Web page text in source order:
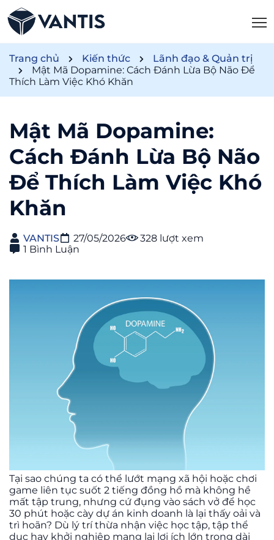
Trang chủ Kiến thức
Lãnh đạo & Quản trị
Mật Mã Dopamine: Cách Đánh Lừa Bộ Não Để
Thích Làm Việc Khó Khăn
Mật Mã Dopamine:
Cách Đánh Lừa Bộ Não
Để Thích Làm Việc Khó
Khăn
VANTIS 27/05/2026
328 lượt xem
1 Bình Luận
Tại sao chúng ta có thể lướt mạng xã hội hoặc chơi
game liên tục suốt 2 tiếng đồng hồ mà không hề
mất tập trung, nhưng cứ đụng vào sách vở để học
30 phút hoặc cày dự án kinh doanh là lại thấy oải và
trì hoãn? Dù lý trí thừa nhận việc học tập, tập thể
dục hay khởi nghiệp mang lại lợi ích lớn trong dài